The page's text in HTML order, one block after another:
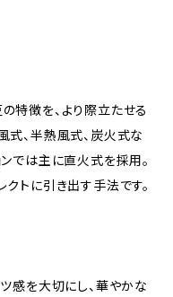
特徴を、より際立たせる
式、半熱風式、炭火式な
では主に直火式を採用。
トに引き出す手法です。
感を大切にし、華やかな